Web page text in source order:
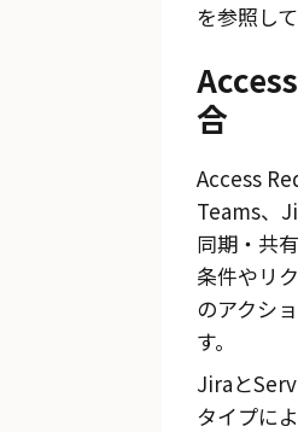
を参照し
合
Access
Teams、
同期・共
条件やリ
のアクシ
す。
Jiraと
タイプに